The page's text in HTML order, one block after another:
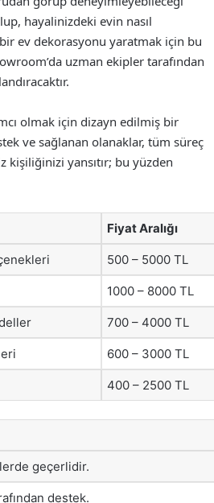
hayalinizdeki evin nasıl
ev dekorasyonu yaratmak için bu
uzman ekipler tarafından
olmak için dizayn edilmiş bir
ve sağlanan olanaklar, tüm süreç
kişiliğinizi yansıtır; bu yüzden
Fiyat Aralığı
500 – 5000 TL
1000 – 8000 TL
700 – 4000 TL
600 – 3000 TL
400 – 2500 TL
geçerlidir.
destek.